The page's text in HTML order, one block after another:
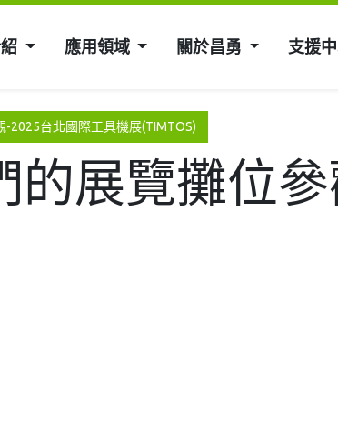
應用領域 關於昌勇 支援
2025台北國際工具機展(TIMTOS)
的展覽攤位